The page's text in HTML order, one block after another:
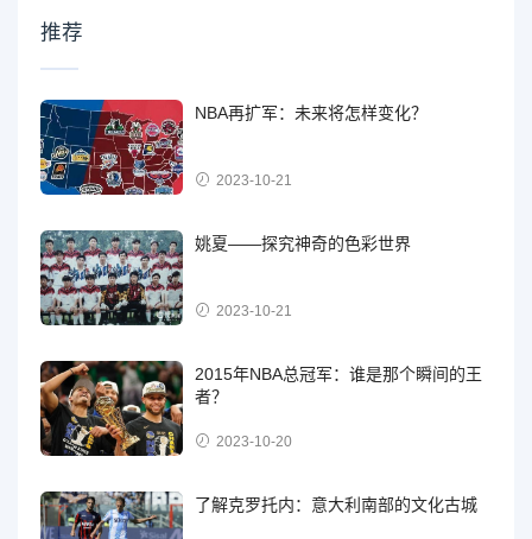
推荐
NBA再扩军：未来将怎样变化？
2023-10-21
姚夏——探究神奇的色彩世界
2023-10-21
2015年NBA总冠军：谁是那个瞬间的王
者？
2023-10-20
了解克罗托内：意大利南部的文化古城